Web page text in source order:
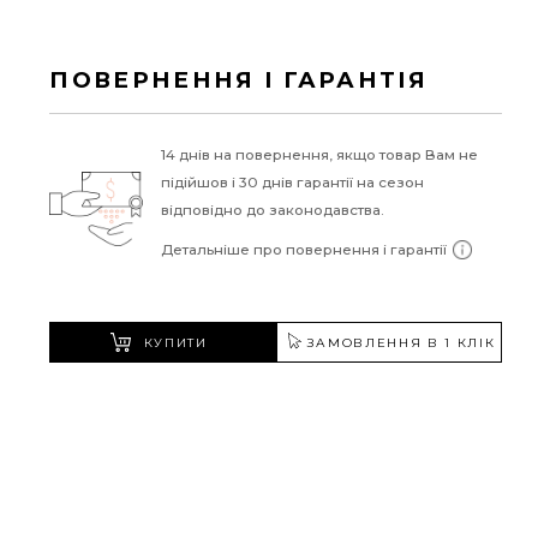
ПОВЕРНЕННЯ І ГАРАНТІЯ
14 днів на повернення, якщо товар Вам не
підійшов і 30 днів гарантії на сезон
відповідно до законодавства.
Детальніше про повернення і гарантії
КУПИТИ ЗАМОВЛЕННЯ В 1 КЛІК